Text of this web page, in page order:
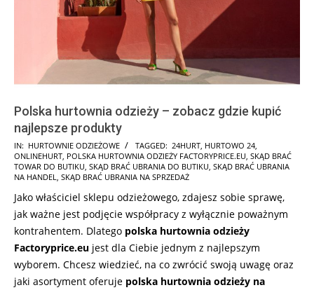
Polska hurtownia odzieży – zobacz gdzie kupić
najlepsze produkty
2026-
01-
27
IN: HURTOWNIE ODZIEŻOWE TAGGED: 24HURT HURTOWO 24
ONLINEHURT POLSKA HURTOWNIA ODZIEŻY FACTORYPRICE.EU SKĄD BRAĆ
TOWAR DO BUTIKU SKĄD BRAĆ UBRANIA DO BUTIKU SKĄD BRAĆ UBRANIA
NA HANDEL
SKĄD BRAĆ UBRANIA NA SPRZEDAŻ
Jako właściciel sklepu odzieżowego, zdajesz sobie sprawę,
jak ważne jest podjęcie współpracy z wyłącznie poważnym
kontrahentem. Dlatego polska hurtownia odzieży
Factoryprice.eu jest dla Ciebie jednym z najlepszym
wyborem. Chcesz wiedzieć, na co zwrócić swoją uwagę oraz
jaki asortyment oferuje polska hurtownia odzieży na